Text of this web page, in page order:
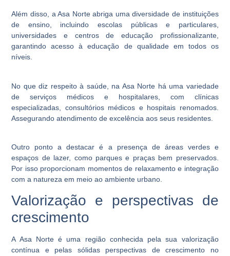
Além disso, a Asa Norte abriga uma diversidade de instituições
de ensino, incluindo escolas públicas e particulares,
universidades e centros de educação profissionalizante,
garantindo acesso à educação de qualidade em todos os
níveis.
No que diz respeito à saúde, na Asa Norte há uma variedade
de serviços médicos e hospitalares, com clínicas
especializadas, consultórios médicos e hospitais renomados.
Assegurando atendimento de excelência aos seus residentes.
Outro ponto a destacar é a presença de áreas verdes e
espaços de lazer, como parques e praças bem preservados.
Por isso proporcionam momentos de relaxamento e integração
com a natureza em meio ao ambiente urbano.
Valorização e perspectivas de
crescimento
A Asa Norte é uma região conhecida pela sua valorização
contínua e pelas sólidas perspectivas de crescimento no